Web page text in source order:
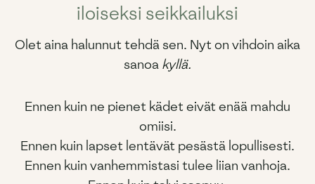
iloiseksi seikkailuksi
Olet aina halunnut tehdä sen. Nyt on vihdoin aika
sanoa kyllä.
Ennen kuin ne pienet kädet eivät enää mahdu
omiisi.
Ennen kuin lapset lentävät pesästä lopullisesti.
Ennen kuin vanhemmistasi tulee liian vanhoja.